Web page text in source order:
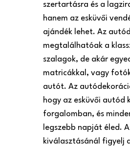
szertartásra és a
hanem az esküvői
ajándék lehet. Az
megtalálhatóak a
szalagok, de akár
matricákkal, vagy
autót. Az
hogy az esküvői autód
forgalomban, és
legszebb napját éled.
kiválasztásánál figyelj